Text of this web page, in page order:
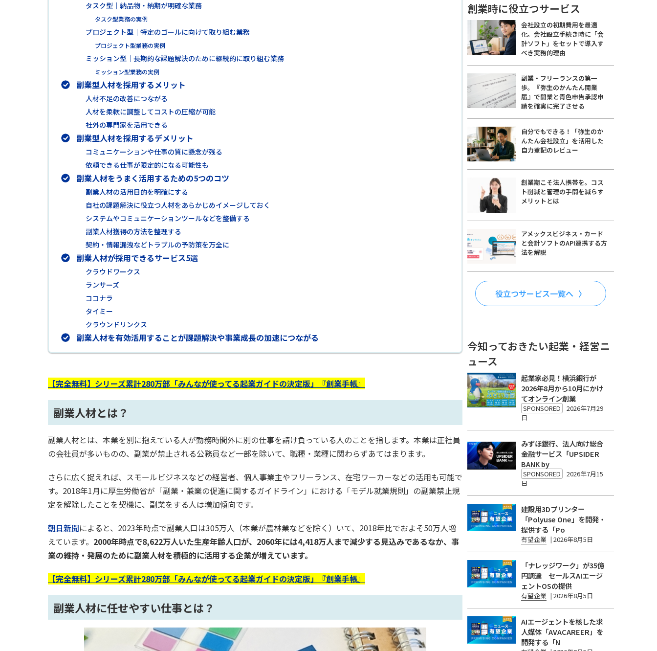
タスク型｜納品物・納期が明確な業務
タスク型業務の実例
プロジェクト型｜特定のゴールに向けて取り組む業務
プロジェクト型業務の実例
ミッション型｜長期的な課題解決のために継続的に取り組む業務
ミッション型業務の実例
副業型人材を採用するメリット
人材不足の改善につながる
人材を柔軟に調整してコストの圧縮が可能
社外の専門家を活用できる
副業型人材を採用するデメリット
コミュニケーションや仕事の質に懸念が残る
依頼できる仕事が限定的になる可能性も
副業人材をうまく活用するための5つのコツ
副業人材の活用目的を明確にする
自社の課題解決に役立つ人材をあらかじめイメージしておく
システムやコミュニケーションツールなどを整備する
副業人材獲得の方法を整理する
契約・情報漏洩などトラブルの予防策を万全に
副業人材が採用できるサービス5選
クラウドワークス
ランサーズ
ココナラ
タイミー
クラウンドリンクス
副業人材を有効活用することが課題解決や事業成長の加速につながる
【完全無料】シリーズ累計280万部「みんなが使ってる起業ガイドの決定版」『創業手帳』
副業人材とは？
副業人材とは、本業を別に抱えている人が勤務時間外に別の仕事を請け負っている人のことを指します。本業は正社員
の会社員が多いものの、副業が禁止される公務員など一部を除いて、職種・業種に関わらずあてはまります。
さらに広く捉えれば、スモールビジネスなどの経営者、個人事業主やフリーランス、在宅ワーカーなどの活用も可能で
す。2018年1月に厚生労働省が「副業・兼業の促進に関するガイドライン」における「モデル就業規則」の副業禁止規
定を解除したことを契機に、副業をする人は増加傾向です。
朝日新聞によると、2023年時点で副業人口は305万人（本業が農林業などを除く）いて、2018年比でおよそ50万人増
えています。 2000年時点で8,622万人いた生産年齢人口が、2060年には4,418万人まで減少する見込みであるなか、事
業の維持・発展のために副業人材を積極的に活用する企業が増えています。
【完全無料】シリーズ累計280万部「みんなが使ってる起業ガイドの決定版」『創業手帳』
副業人材に任せやすい仕事とは？
創業時に役立つサービス
会社設立の初期費用を最適
化。会社設立手続き時に「会
計ソフト」をセットで導入す
べき実務的理由
副業・フリーランスの第一
歩。『弥生のかんたん開業
届』で開業と青色申告承認申
請を確実に完了させる
自分でもできる！「弥生のか
んたん会社設立」を活用した
自力登記のレビュー
創業期こそ法人携帯を。コス
ト削減と管理の手間を減らす
メリットとは
アメックスビジネス・カード
と会計ソフトのAPI連携する方
法を解説
役立つサービス一覧へ
今知っておきたい起業・経営ニ
ュース
起業家必見！横浜銀行が
2026年8月から10月にかけ
てオンライン創業
SPONSORED
2026年7月29
日
みずほ銀行、法人向け総合
金融サービス「UPSIDER
BANK by
SPONSORED
2026年7月15
日
建設用3Dプリンター
「Polyuse One」を開発・
提供する「Po
有望企業 | 2026年8月5日
「ナレッジワーク」が35億
円調達 セールスAIエージ
ェントOSの提供
有望企業 | 2026年8月5日
AIエージェントを核した求
人媒体「AVACAREER」を
開発する「N